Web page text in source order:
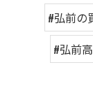
#弘前の
#弘前